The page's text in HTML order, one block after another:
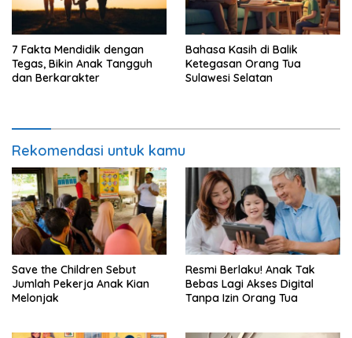
7 Fakta Mendidik dengan
Tegas, Bikin Anak Tangguh
dan Berkarakter
Bahasa Kasih di Balik
Ketegasan Orang Tua
Sulawesi Selatan
Rekomendasi untuk kamu
Save the Children Sebut
Jumlah Pekerja Anak Kian
Melonjak
Resmi Berlaku! Anak Tak
Bebas Lagi Akses Digital
Tanpa Izin Orang Tua